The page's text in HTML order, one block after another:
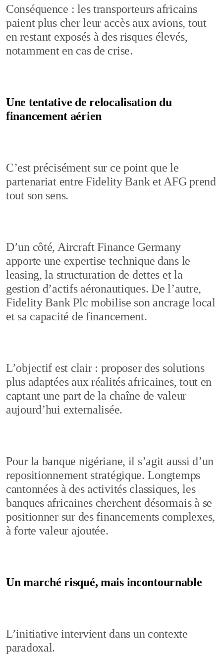
Conséquence : les transporteurs africains
paient plus cher leur accès aux avions, tout
en restant exposés à des risques élevés,
notamment en cas de crise.
Une tentative de relocalisation du
financement aérien
C’est précisément sur ce point que le
partenariat entre Fidelity Bank et AFG prend
tout son sens.
D’un côté, Aircraft Finance Germany
apporte une expertise technique dans le
leasing, la structuration de dettes et la
gestion d’actifs aéronautiques. De l’autre,
Fidelity Bank Plc mobilise son ancrage local
et sa capacité de financement.
L’objectif est clair : proposer des solutions
plus adaptées aux réalités africaines, tout en
captant une part de la chaîne de valeur
aujourd’hui externalisée.
Pour la banque nigériane, il s’agit aussi d’un
repositionnement stratégique. Longtemps
cantonnées à des activités classiques, les
banques africaines cherchent désormais à se
positionner sur des financements complexes,
à forte valeur ajoutée.
Un marché risqué, mais incontournable
L’initiative intervient dans un contexte
paradoxal.